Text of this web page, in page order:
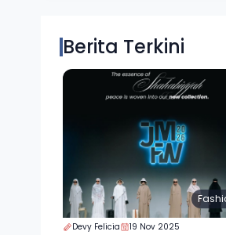
Berita Terkini
Devy Felicia 19 Nov 2025